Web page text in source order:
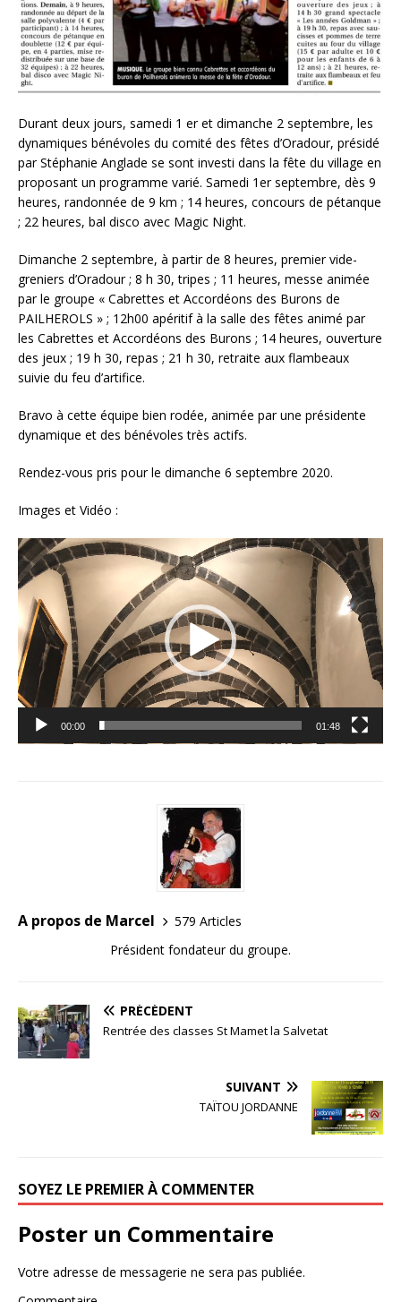
Durant deux jours, samedi 1 eret dimanche 2 septembre, les
dynamiques bénévoles du comité des fêtes d’Oradour, présidé
par Stéphanie Anglade se sont investi dans la fête du village en
proposant un programme varié. Samedi 1erseptembre, dès 9
heures, randonnée de 9 km ; 14 heures, concours de pétanque
; 22 heures, bal disco avec Magic Night.
Dimanche 2 septembre, à partir de 8 heures, premier vide-
greniers d’Oradour ; 8 h 30, tripes ; 11 heures, messe animée
par le groupe « Cabrettes et Accordéons des Burons de
PAILHEROLS » ; 12h00 apéritif à la salle des fêtes animé par
les Cabrettes et Accordéons des Burons ; 14 heures, ouverture
des jeux ; 19 h 30, repas ; 21 h 30, retraite aux flambeaux
suivie du feu d’artifice.
Bravo à cette équipe bien rodée, animée par une présidente
dynamique et des bénévoles très actifs.
Rendez-vous pris pour le dimanche 6 septembre 2020.
Images et Vidéo :
Lecteur
vidéo
00:00 01:48
A propos de Marcel
579 Articles
Président fondateur du groupe.
PRÉCÉDENT
Rentrée des classes St Mamet la Salvetat
SUIVANT
TAÏTOU JORDANNE
SOYEZ LE PREMIER À COMMENTER
Poster un Commentaire
Votre adresse de messagerie ne sera pas publiée.